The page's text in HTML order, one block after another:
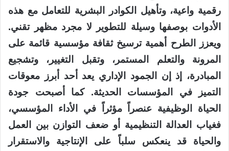
رقمية واعية، وتأهيل الكوادر البشرية للتعامل مع هذه
الأدوات بوصفها وسيلة للتطوير لا مجرد مظهر تقني.
ويعزز الطرح أهمية ترسيخ ثقافة مؤسسية قائمة على
المرونة والتعلم المستمر، وتقبل التغيير، وتشجيع
المبادرة، إذ إن الجمود الإداري يعد أحد أبرز معوقات
التميز في المؤسسات الحديثة. كما أصبحت جودة
الحياة الوظيفية عنصراً مؤثراً في الأداء المؤسسي،
فغياب العدالة التنظيمية أو ضعف التوازن بين العمل
والحياة قد ينعكس سلباً على الإنتاجية والاستقرار